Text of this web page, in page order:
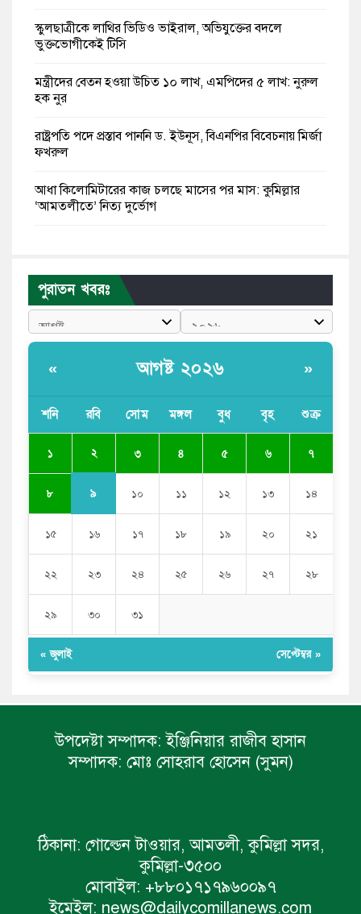
স্কুলছাত্রীকে লাথির ভিডিও ভাইরাল, অভিযুক্তের বদলে
ভুক্তভোগীকেই টিসি
মন্ত্রীদের বেতন হওয়া উচিত ১০ লাখ, এমপিদের ৫ লাখ: নুরুল
হক নুর
রাষ্ট্রপতি পদে প্রস্তাব পাননি ড. ইউনূস, বিএনপির বিবেচনায় মির্জা
ফখরুল
আধা কিলোমিটারের কাজ চলছে মাসের পর মাস: কুমিল্লার
‘আমতলীতে’ নিত্য দুর্ভোগ
পুলিশকে পিটিয়ে রক্তাক্ত করেছি এ দৃশ্য কি আপনারা দেখেননি:
এনসিপি নেতা
সরকার
সজীব ওয়াজেদ জয়
পুরাতন খবরঃ
« আগষ্ট ২০২৬ »
শনি রবি সোম মঙ্গল বুধ বৃহ শুক্র
১ ২ ৩ ৪ ৫ ৬ ৭
৮ ৯ ১০ ১১ ১২ ১৩ ১৪
১৫ ১৬ ১৭ ১৮ ১৯ ২০ ২১
২২ ২৩ ২৪ ২৫ ২৬ ২৭ ২৮
২৯ ৩০ ৩১
« জুলাই সেপ্টেম্বর »
উপদেষ্টা সম্পাদক: ইঞ্জিনিয়ার রাজীব হাসান
সম্পাদক: মোঃ সোহরাব হোসেন (সুমন)
ঠিকানা: গোল্ডেন টাওয়ার, আমতলী, কুমিল্লা সদর,
কুমিল্লা-৩৫০০
মোবাইল: +৮৮০১৭১৭৯৬০০৯৭
ইমেইল: news@dailycomillanews.com